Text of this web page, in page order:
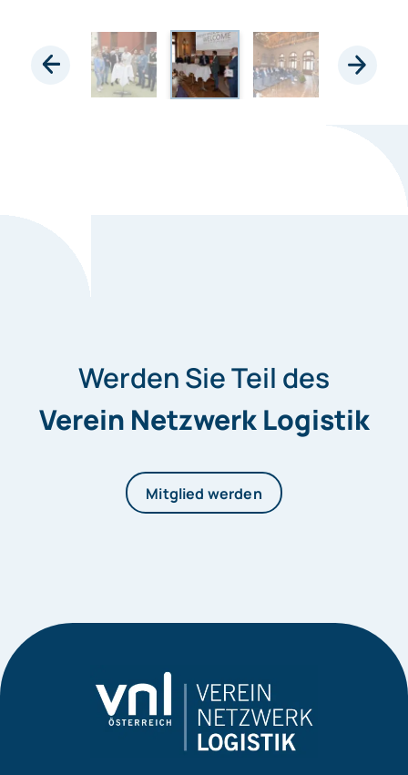
Werden Sie Teil des
Verein Netzwerk Logistik
Mitglied werden